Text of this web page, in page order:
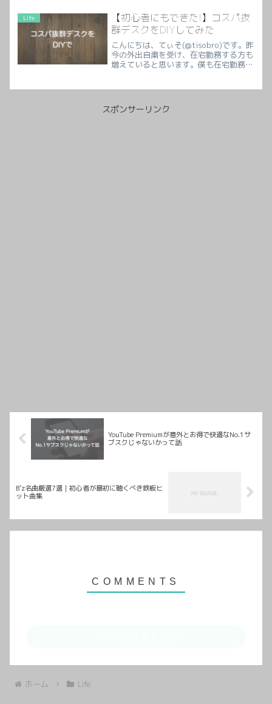
す。この土地での生活も慣れてきた
な・・・と思う今!大...
Life
【初心者にもできた!】コスパ抜
群デスクをDIYしてみた
こんにちは、てぃそ(@tisobro)です。昨
今の外出自粛を受け、在宅勤務する方も
増えていると思います。僕も在宅勤務が
ちゃくちゃカッコ...
スポンサーリンク
YouTube Premiumが意外とお得で快適なNo.1サ
ブスクじゃないかって話
B’z名曲厳選7選｜初心者が最初に聴くべき鉄板ヒ
ット曲集
ホーム Life